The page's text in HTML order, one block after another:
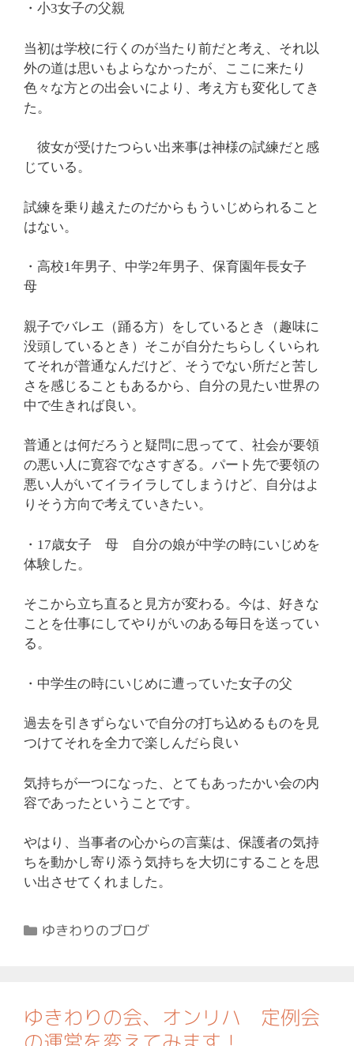
・小3女子の父親
当初は学校に行くのが当たり前だと考え、それ以
外の道は思いもよらなかったが、ここに来たり
色々な方との出会いにより、考え方も変化してき
た。
彼女が受けたつらい出来事は神様の試練だと感
じている。
試練を乗り越えたのだからもういじめられること
はない。
・高校1年男子、中学2年男子、保育園年長女子
母
親子でバレエ（踊る方）をしているとき（趣味に
没頭しているとき）そこが自分たちらしくいられ
てそれが普通なんだけど、そうでない所だと苦し
さを感じることもあるから、自分の見たい世界の
中で生きれば良い。
普通とは何だろうと疑問に思ってて、社会が要領
の悪い人に寛容でなさすぎる。パート先で要領の
悪い人がいてイライラしてしまうけど、自分はよ
りそう方向で考えていきたい。
・17歳女子 母 自分の娘が中学の時にいじめを
体験した。
そこから立ち直ると見方が変わる。今は、好きな
ことを仕事にしてやりがいのある毎日を送ってい
る。
・中学生の時にいじめに遭っていた女子の父
過去を引きずらないで自分の打ち込めるものを見
つけてそれを全力で楽しんだら良い
気持ちが一つになった、とてもあったかい会の内
容であったということです。
やはり、当事者の心からの言葉は、保護者の気持
ちを動かし寄り添う気持ちを大切にすることを思
い出させてくれました。
カ
ー
ゆきわりのブログ
ゆきわりの会、オンリハ 定例会